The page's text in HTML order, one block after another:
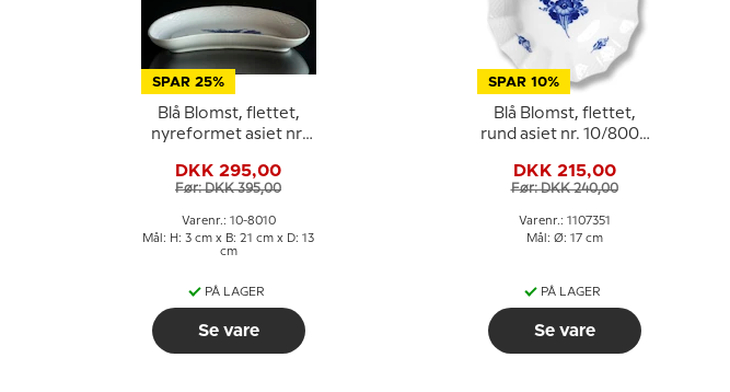
SPAR 25%
Blå Blomst, flettet,
nyreformet asiet nr.
Copenhagen
DKK 295,00
Før: DKK 395,00
Varenr.: 10-8010
Mål: H: 3 cm x B: 21 cm x D: 13
cm
PÅ LAGER
Se vare
SPAR 10%
Blå Blomst, flettet,
rund asiet nr. 10/8008
Copenhagen 17cm
DKK 215,00
Før: DKK 240,00
Varenr.: 1107351
Mål: Ø: 17 cm
PÅ LAGER
Se vare